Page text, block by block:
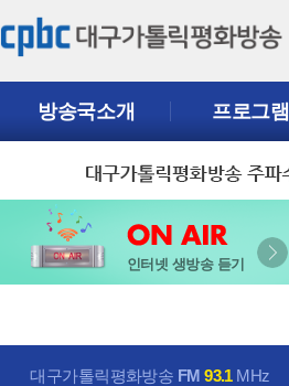
방송국소개 프로그램
인터넷 생방송 듣기
대구가톨릭평화방송 FM93.1MHz